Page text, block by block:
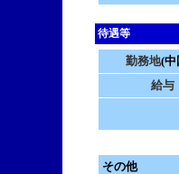
待遇等
勤務地(中
給与
その他